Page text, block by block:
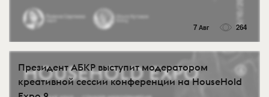
7 Авг 264
Президент АБКР выступит модератором
креативной сессии конференции на HouseHold